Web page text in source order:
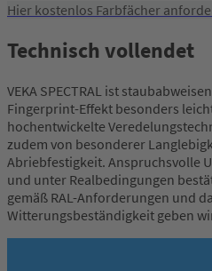
Hier kostenlos Farbfächer
Technisch vollendet
VEKA SPECTRAL ist
Fingerprint-Effekt besonders
hochentwickelte
zudem von besonderer
Abriebfestigkeit. Anspruchsvolle
und unter Realbedingungen
gemäß RAL-Anforderungen und
Witterungsbeständigkeit geben